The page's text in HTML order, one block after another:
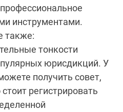
инструментами.
также:
тонкости
юрисдикций. У
получить совет,
регистрировать